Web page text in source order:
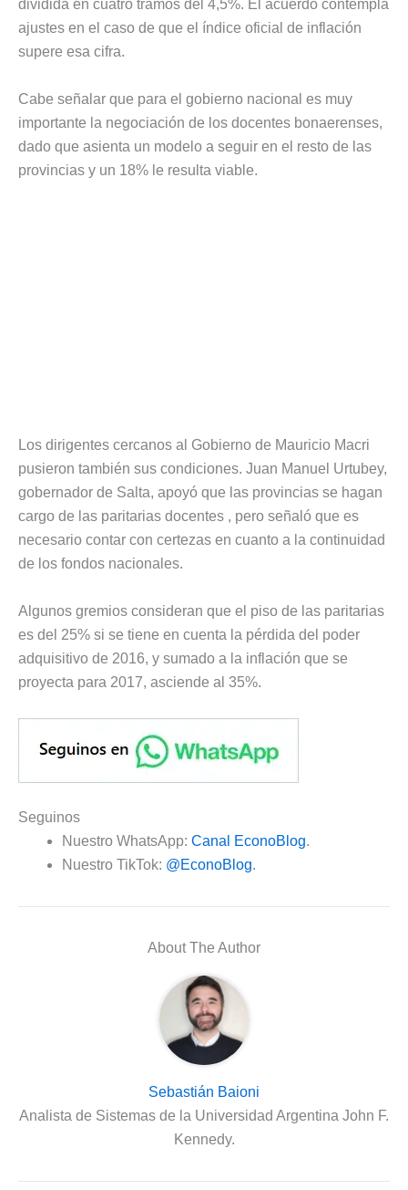
dividida en cuatro tramos del 4,5%. El acuerdo contempla
ajustes en el caso de que el índice oficial de inflación
supere esa cifra.
Cabe señalar que para el gobierno nacional es muy
importante la negociación de los docentes bonaerenses,
dado que asienta un modelo a seguir en el resto de las
provincias y un 18% le resulta viable.
Los dirigentes cercanos al Gobierno de Mauricio Macri
pusieron también sus condiciones. Juan Manuel Urtubey,
gobernador de Salta, apoyó que las provincias se hagan
cargo de las paritarias docentes , pero señaló que es
necesario contar con certezas en cuanto a la continuidad
de los fondos nacionales.
Algunos gremios consideran que el piso de las paritarias
es del 25% si se tiene en cuenta la pérdida del poder
adquisitivo de 2016, y sumado a la inflación que se
proyecta para 2017, asciende al 35%.
Seguinos
Nuestro WhatsApp: Canal EconoBlog.
Nuestro TikTok: @EconoBlog.
About The Author
Sebastián Baioni
Analista de Sistemas de la Universidad Argentina John F.
Kennedy.